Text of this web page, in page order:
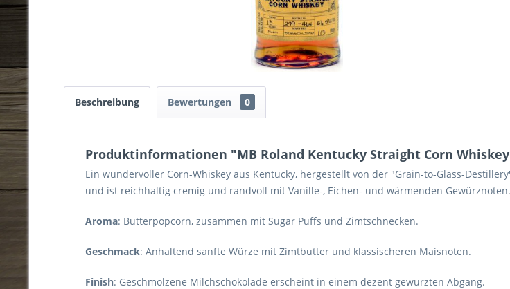
Beschreibung Bewertungen 0
Produktinformationen "MB Roland Kentucky Straight Corn Whiskey
Ein wundervoller Corn-Whiskey aus Kentucky, hergestellt von der "Grain-to-Glass-
und ist reichhaltig cremig und randvoll mit Vanille-, Eichen- und wärmenden Gewürznoten.
Aroma: Butterpopcorn, zusammen mit Sugar Puffs und Zimtschnecken.
Geschmack: Anhaltend sanfte Würze mit Zimtbutter und klassischeren Maisnoten.
Finish: Geschmolzene Milchschokolade erscheint in einem dezent gewürzten Abgang.